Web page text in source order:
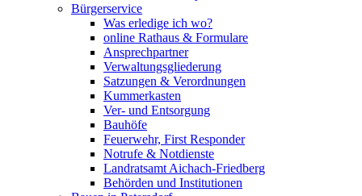
Bürgerservice
Was erledige ich wo?
online Rathaus & Formulare
Ansprechpartner
Verwaltungsgliederung
Satzungen & Verordnungen
Kummerkasten
Ver- und Entsorgung
Bauhöfe
Feuerwehr, First Responder
Notrufe & Notdienste
Landratsamt Aichach-Friedberg
Behörden und Institutionen